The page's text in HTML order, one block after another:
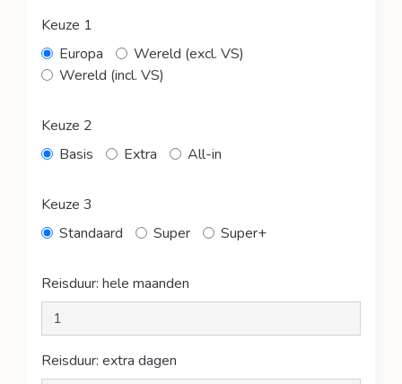
Keuze 1
Europa
Wereld (excl. VS)
Wereld (incl. VS)
Keuze 2
Basis
Extra All-in
Keuze 3
Standaard
Super Super+
Reisduur: hele maanden
Reisduur: extra dagen